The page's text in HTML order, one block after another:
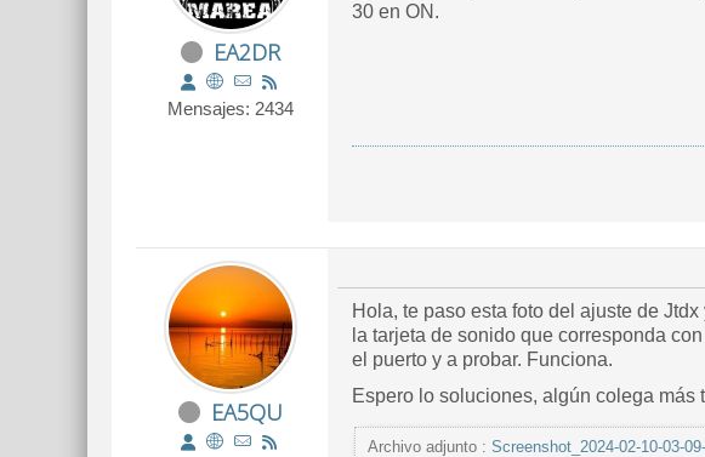
EA2DR
Mensajes: 2434
30 en ON.
EA5QU
Hola, te paso esta foto del ajuste de
la tarjeta de sonido que corresponda
el puerto y a probar. Funciona.
Espero lo soluciones, algún colega más
Archivo adjunto : Screenshot_2024-02-10-03-